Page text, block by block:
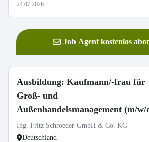
24.07.2026
Job Agent kostenlos
Ausbildung: Kaufmann/-frau für
Groß- und
Außenhandelsmanagement (m/w/
Ing. Fritz Schroeder GmbH & Co. KG
Deutschland